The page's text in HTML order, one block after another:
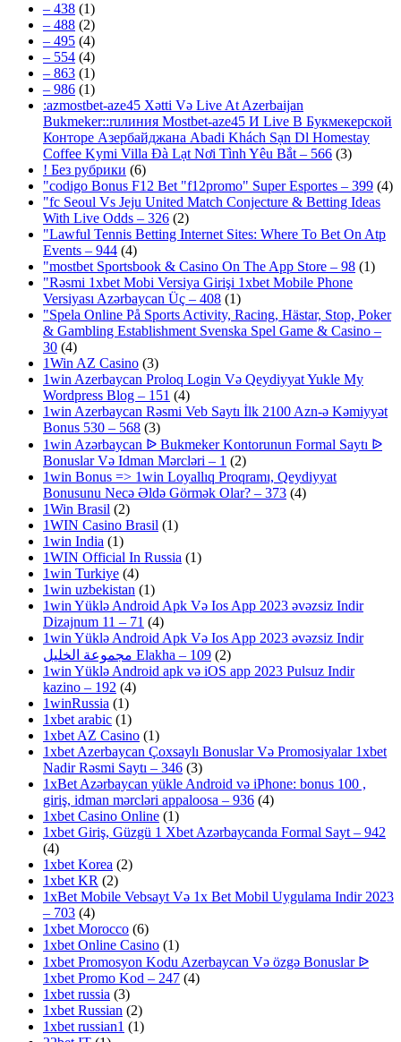
– 438 (1)
– 488 (2)
– 495 (4)
– 554 (4)
– 863 (1)
– 986 (1)
:azmostbet-aze45 Xətti Və Live At Azerbaijan
Bukmeker::ruлиния Mostbet-aze45 И Live В Букмекерской
Конторе Азербайджана Abadi Khách Sạn Dl Homestay
Coffee Kymi Villa Đà Lạt Nơi Tình Yêu Bắt – 566 (3)
! Без рубрики (6)
"codigo Bonus F12 Bet "f12promo" Super Esportes – 399 (4)
"fc Seoul Vs Jeju United Match Conjecture & Betting Ideas
With Live Odds – 326 (2)
"Lawful Tennis Betting Internet Sites: Where To Bet On Atp
Events – 944 (4)
"‎mostbet Sportsbook & Casino On The App Store – 98 (1)
"Rəsmi 1xbet Mobi Versiya Girişi 1xbet Mobile Phone
Versiyası Azərbaycan Üç – 408 (1)
"Spela Online På Sports Activity, Racing, Hästar, Stop, Poker
& Gambling Establishment Svenska Spel Game & Casino –
30 (4)
1Win AZ Casino (3)
1win Azerbaycan Proloq Login Və Qeydiyyat Yukle My
Wordpress Blog – 151 (4)
1win Azerbaycan Rəsmi Veb Saytı İlk 2100 Azn-ə Kəmiyyət
Bonus 530 – 568 (3)
1win Azərbaycan ᐉ Bukmeker Kontorunun Formal Saytı ᐉ
Bonuslar Və Idman Mərcləri – 1 (2)
1win Bonus => 1win Loyallıq Proqramı, Qeydiyyat
Bonusunu Necə Əldə Görmək Olar? – 373 (4)
1Win Brasil (2)
1WIN Casino Brasil (1)
1win India (1)
1WIN Official In Russia (1)
1win Turkiye (4)
1win uzbekistan (1)
1win Yüklə Android Apk Və Ios App 2023 əvəzsiz Indir
Dizajnum 11 – 71 (4)
1win Yüklə Android Apk Və Ios App 2023 əvəzsiz Indir
مجموعة الخليل Elakha – 109 (2)
1win Yüklə Android apk və iOS app 2023 Pulsuz Indir
kazino – 192 (4)
1winRussia (1)
1xbet arabic (1)
1xbet AZ Casino (1)
1xbet Azerbaycan Çoxsaylı Bonuslar Və Promosiyalar 1xbet
Nadir Rəsmi Saytı – 346 (3)
1xBet Azərbaycan yükle Android və iPhone: bonus 100 ,
giriş, idman mərcləri appaloosa – 936 (4)
1xbet Casino Online (1)
1xbet Giriş, Güzgü 1 Xbet Azərbaycanda Formal Sayt – 942
(4)
1xbet Korea (2)
1xbet KR (2)
1xBet Mobile Vebsayt Və 1x Bet Mobil Uygulama Indir 2023
– 703 (4)
1xbet Morocco (6)
1xbet Online Casino (1)
1xbet Promosyon Kodu Azerbaycan Və özgə Bonuslar ᐉ
1xbet Promo Kod – 247 (4)
1xbet russia (3)
1xbet Russian (2)
1xbet russian1 (1)